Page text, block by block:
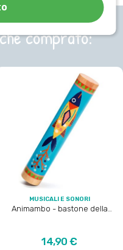
questo
comprato:
MUSICALI E SONORI
Animambo - bastone della
Prezzo
14,90 €